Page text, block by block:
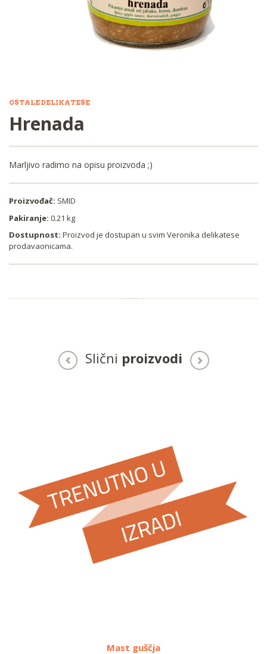
OSTALE DELIKATESE
Hrenada
Marljivo radimo na opisu proizvoda ;)
Proizvođač: SMID
Pakiranje: 0.21 kg
Dostupnost: Proizvod je dostupan u svim Veronika delikatese
prodavaonicama.
Slični proizvodi